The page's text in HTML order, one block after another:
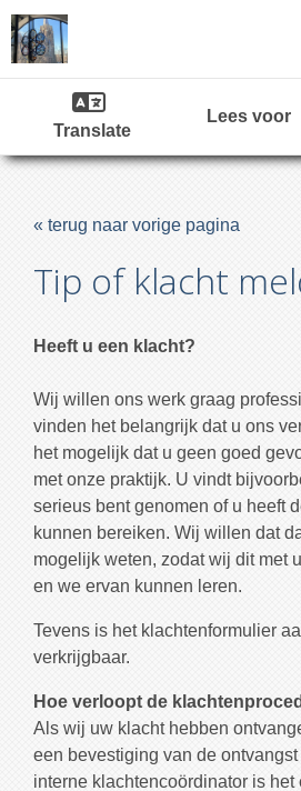
Translate
Lees voor
« terug naar vorige pagina
Tip of klacht
Heeft u een klacht?
Wij willen ons werk graag
vinden het belangrijk dat u ons
het mogelijk dat u geen goed
met onze praktijk. U vindt
serieus bent genomen of u heeft
kunnen bereiken. Wij willen dat
mogelijk weten, zodat wij dit met
en we ervan kunnen leren.
Tevens is het klachtenformulier
verkrijgbaar.
Hoe verloopt de
Als wij uw klacht hebben
een bevestiging van de
interne klachtencoördinator is het